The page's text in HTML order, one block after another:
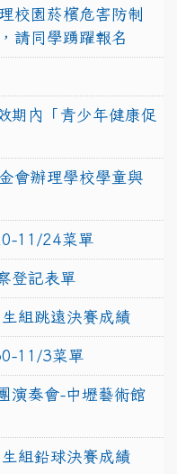
校園菸檳危害防制
請同學踴躍報名
期內「青少年健康促
會辦理學校學童與
11/24菜單
登記表單
組跳遠決賽成績
11/3菜單
演奏會-中壢藝術館
組鉛球決賽成績